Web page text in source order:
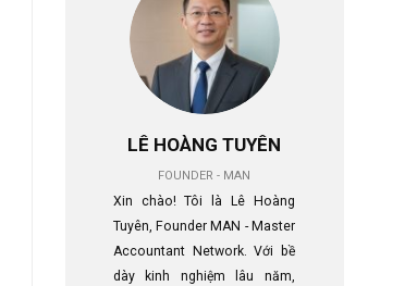
LÊ HOÀNG TUYÊN
FOUNDER - MAN
Xin chào! Tôi là Lê Hoàng
Tuyên, Founder MAN - Master
Accountant Network. Với bề
dày kinh nghiệm lâu năm,